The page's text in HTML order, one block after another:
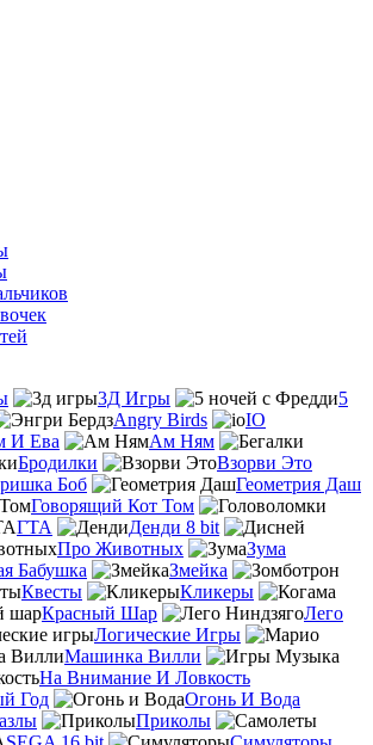
3Д Игры
5
Angry Birds
IO
И Ева
Ам Ням
Бродилки
Взорви Это
Боб
Геометрия Даш
Говорящий Кот Том
ГТА
Денди 8 bit
Про Животных
Зума
Бабушка
Змейка
Квесты
Кликеры
Красный Шар
Лего
Логические Игры
Машинка Вилли
На Внимание И Ловкость
Год
Огонь И Вода
Приколы